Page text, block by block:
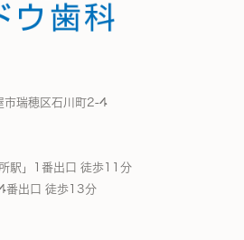
瑞穂区石川町2-4
駅」1番出口 徒歩11分
番出口 徒歩13分